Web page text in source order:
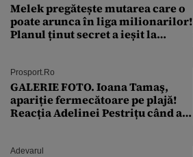
Melek pregătește mutarea care o
poate arunca în liga milionarilor!
Planul ținut secret a ieșit la
Prosport.ro
GALERIE FOTO. Ioana Tamaş,
apariție fermecătoare pe plajă!
Reacția Adelinei Pestrițu când a
Adevarul